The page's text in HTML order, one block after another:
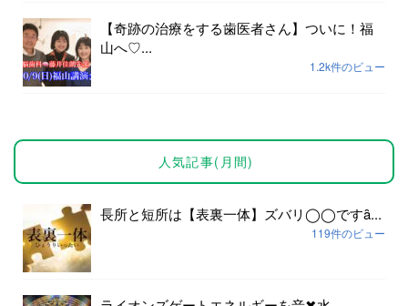
【奇跡の治療をする歯医者さん】ついに！福
山へ♡...
1.2k件のビュー
人気記事(月間)
長所と短所は【表裏一体】ズバリ◯◯ですȃ...
119件のビュー